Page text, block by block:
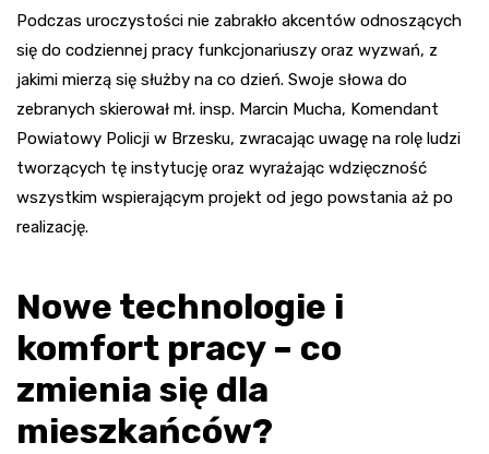
Podczas uroczystości nie zabrakło akcentów odnoszących
się do codziennej pracy funkcjonariuszy oraz wyzwań, z
jakimi mierzą się służby na co dzień. Swoje słowa do
zebranych skierował mł. insp. Marcin Mucha, Komendant
Powiatowy Policji w Brzesku, zwracając uwagę na rolę ludzi
tworzących tę instytucję oraz wyrażając wdzięczność
wszystkim wspierającym projekt od jego powstania aż po
realizację.
Nowe technologie i
komfort pracy – co
zmienia się dla
mieszkańców?